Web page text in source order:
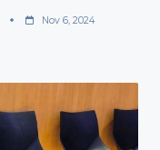
Nov 6, 2024